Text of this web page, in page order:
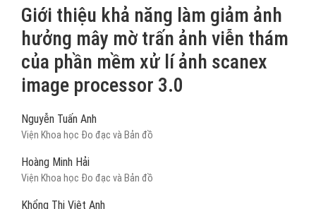
Giới thiệu khả năng làm giảm ảnh
hưởng mây mờ trấn ảnh viễn thám
của phần mềm xử lí ảnh scanex
image processor 3.0
Nguyễn Tuấn Anh
Viện Khoa học Đo đạc và Bản đồ
Hoàng Minh Hải
Viện Khoa học Đo đạc và Bản đồ
Khổng Thị Việt Anh